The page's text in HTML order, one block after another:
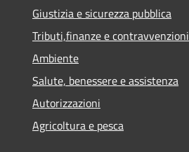
Giustizia e sicurezza pubblica
Tributi,finanze e contravvenzioni
Ambiente
Salute, benessere e assistenza
Autorizzazioni
Agricoltura e pesca